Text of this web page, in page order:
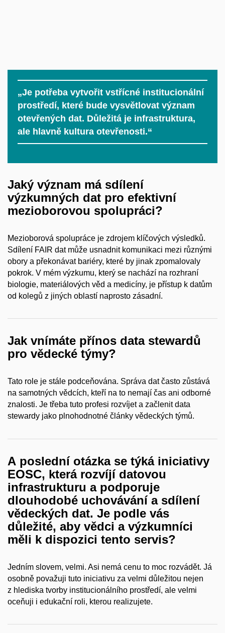
„Je potřeba vytvořit vstřícné institucionální
prostředí, které bude vysvětlovat význam
otevřených dat. Důležitá je infrastruktura,
ale hlavně kultura otevřenosti.“
Jaký význam má sdílení
výzkumných dat pro efektivní
mezioborovou spolupráci?
Mezioborová spolupráce je zdrojem klíčových výsledků.
Sdílení FAIR dat může usnadnit komunikaci mezi různými
obory a překonávat bariéry, které by jinak zpomalovaly
pokrok. V mém výzkumu, který se nachází na rozhraní
biologie, materiálových věd a medicíny, je přístup k datům
od kolegů z jiných oblastí naprosto zásadní.
Jak vnímáte přínos data stewardů
pro vědecké týmy?
Tato role je stále podceňována. Správa dat často zůstává
na samotných vědcích, kteří na to nemají čas ani odborné
znalosti. Je třeba tuto profesi rozvíjet a začlenit data
stewardy jako plnohodnotné články vědeckých týmů.
A poslední otázka se týká iniciativy
EOSC, která rozvíjí datovou
infrastrukturu a podporuje
dlouhodobé uchovávání a sdílení
vědeckých dat. Je podle vás
důležité, aby vědci a výzkumníci
měli k dispozici tento servis?
Jedním slovem, velmi. Asi nemá cenu to moc rozvádět. Já
osobně považuji tuto iniciativu za velmi důležitou nejen
z hlediska tvorby institucionálního prostředí, ale velmi
oceňuji i edukační roli, kterou realizujete.